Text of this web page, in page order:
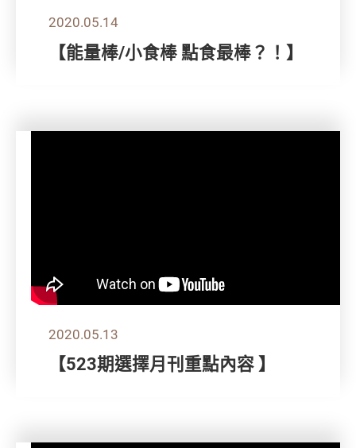
2020.05.14
【能量棒/小食棒 點食最棒？！】
2020.05.13
【523期選擇月刊重點內容 】